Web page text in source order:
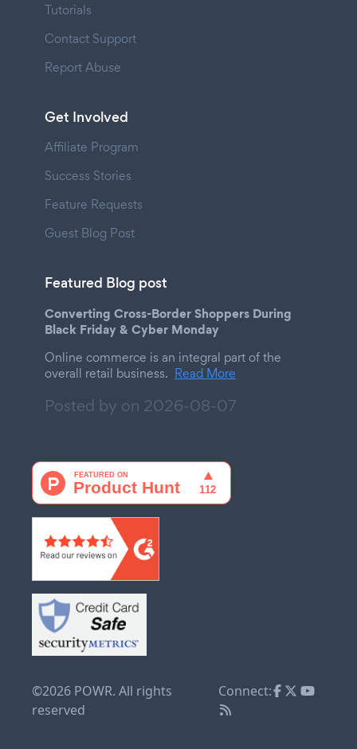
Tutorials
Contact Support
Report Abuse
Get Involved
Affiliate Program
Success Stories
Feature Requests
Guest Blog Post
Featured Blog post
Converting Cross-Border Shoppers During
Black Friday & Cyber Monday
Online commerce is an integral part of the
overall retail business. Read More
Posted by on 2026-08-07
©2026 POWR. All rights
reserved
Connect: